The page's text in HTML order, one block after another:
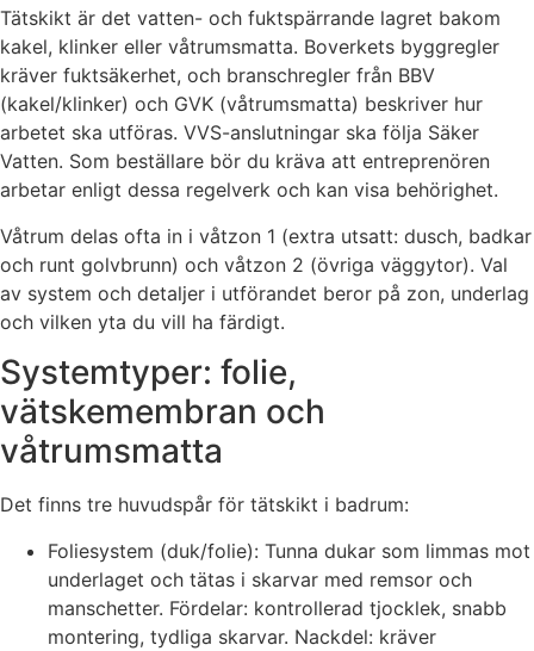
Tätskikt är det vatten- och fuktspärrande lagret bakom
kakel, klinker eller våtrumsmatta. Boverkets byggregler
kräver fuktsäkerhet, och branschregler från BBV
(kakel/klinker) och GVK (våtrumsmatta) beskriver hur
arbetet ska utföras. VVS-anslutningar ska följa Säker
Vatten. Som beställare bör du kräva att entreprenören
arbetar enligt dessa regelverk och kan visa behörighet.
Våtrum delas ofta in i våtzon 1 (extra utsatt: dusch, badkar
och runt golvbrunn) och våtzon 2 (övriga väggytor). Val
av system och detaljer i utförandet beror på zon, underlag
och vilken yta du vill ha färdigt.
Systemtyper: folie,
vätskemembran och
våtrumsmatta
Det finns tre huvudspår för tätskikt i badrum:
Foliesystem (duk/folie): Tunna dukar som limmas mot
underlaget och tätas i skarvar med remsor och
manschetter. Fördelar: kontrollerad tjocklek, snabb
montering, tydliga skarvar. Nackdel: kräver